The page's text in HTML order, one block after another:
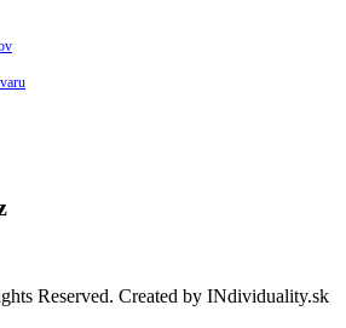
Reserved. Created by INdividuality.sk